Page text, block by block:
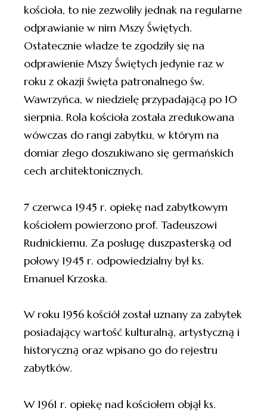
kościoła, to nie zezwoliły jednak na regularne
odprawianie w nim Mszy Świętych.
Ostatecznie władze te zgodziły się na
odprawienie Mszy Świętych jedynie raz w
roku z okazji święta patronalnego św.
Wawrzyńca, w niedzielę przypadającą po 10
sierpnia. Rola kościoła została zredukowana
wówczas do rangi zabytku, w którym na
domiar złego doszukiwano się germańskich
cech architektonicznych.
7 czerwca 1945 r. opiekę nad zabytkowym
kościołem powierzono prof. Tadeuszowi
Rudnickiemu. Za posługę duszpasterską od
połowy 1945 r. odpowiedzialny był ks.
Emanuel Krzoska.
W roku 1956 kościół został uznany za zabytek
posiadający wartość kulturalną, artystyczną i
historyczną oraz wpisano go do rejestru
zabytków.
W 1961 r. opiekę nad kościołem objął ks.